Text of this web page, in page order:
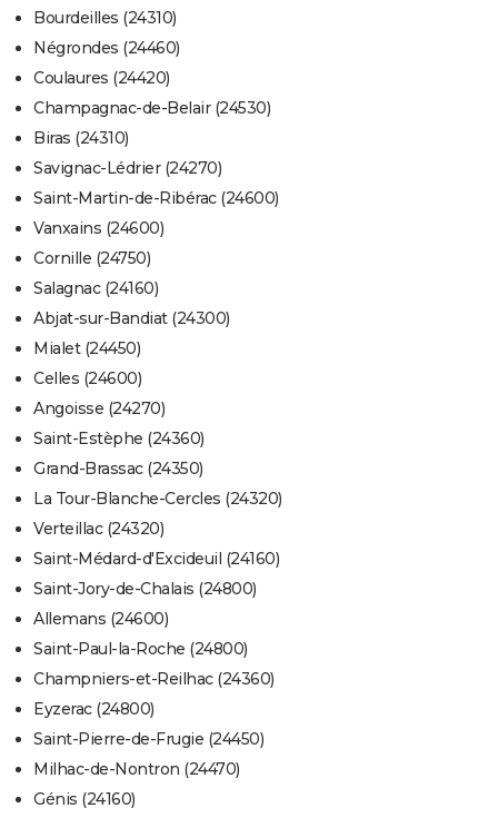
Bourdeilles (24310)
Négrondes (24460)
Coulaures (24420)
Champagnac-de-Belair (24530)
Biras (24310)
Savignac-Lédrier (24270)
Saint-Martin-de-Ribérac (24600)
Vanxains (24600)
Cornille (24750)
Salagnac (24160)
Abjat-sur-Bandiat (24300)
Mialet (24450)
Celles (24600)
Angoisse (24270)
Saint-Estèphe (24360)
Grand-Brassac (24350)
La Tour-Blanche-Cercles (24320)
Verteillac (24320)
Saint-Médard-d'Excideuil (24160)
Saint-Jory-de-Chalais (24800)
Allemans (24600)
Saint-Paul-la-Roche (24800)
Champniers-et-Reilhac (24360)
Eyzerac (24800)
Saint-Pierre-de-Frugie (24450)
Milhac-de-Nontron (24470)
Génis (24160)